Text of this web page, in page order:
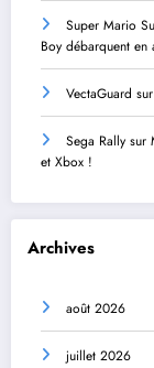
Super Mario
Boy débarquent en
VectaGuard
Sega Rally sur
et Xbox !
Archives
août 2026
juillet 2026